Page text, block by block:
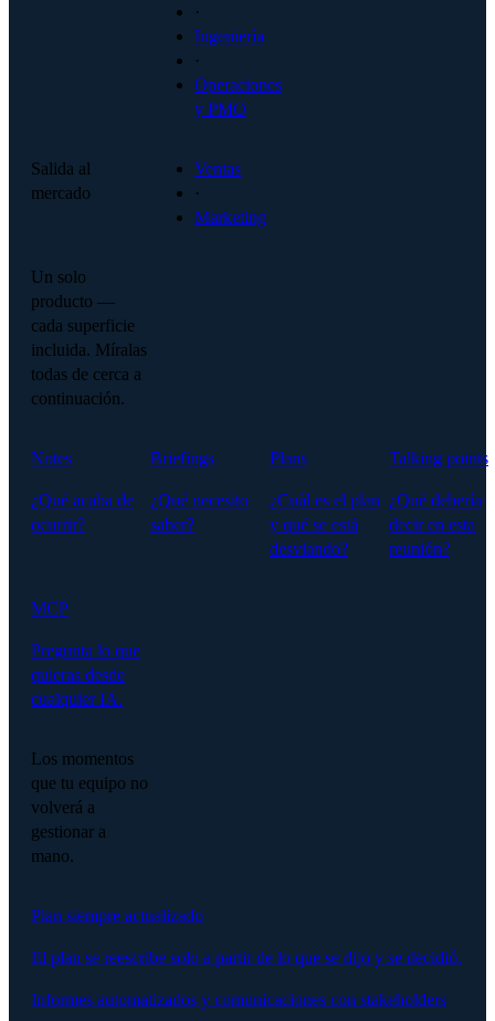
·
Ingeniería
·
Operaciones
y PMO
Salida al
mercado
Ventas
·
Marketing
Un solo
producto —
cada superficie
incluida. Míralas
todas de cerca a
continuación.
Notes
¿Qué acaba de
ocurrir?
Briefings
¿Qué necesito
saber?
Plans
¿Cuál es el plan
y qué se está
desviando?
Talking points
¿Qué debería
decir en esta
reunión?
MCP
Pregunta lo que
quieras desde
cualquier IA.
Los momentos
que tu equipo no
volverá a
gestionar a
mano.
Plan siempre actualizado
El plan se reescribe solo a partir de lo que se dijo y se decidió.
Informes automatizados y comunicaciones con stakeholders